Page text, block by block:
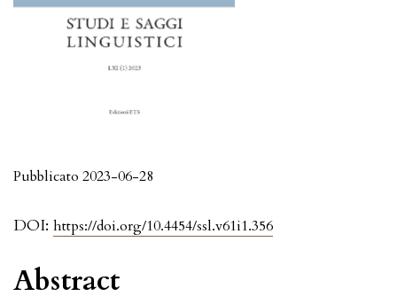
DOI: https://doi.org/10.4454/ssl.v61i1.356
Pubblicato 2023-06-28
Abstract